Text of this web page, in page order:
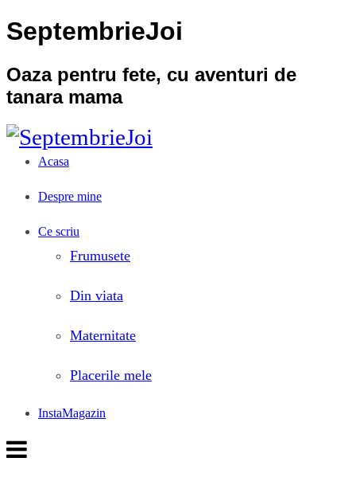
SeptembrieJoi
Oaza pentru fete, cu aventuri de
tanara mama
Acasa
Despre mine
Ce scriu
Frumusete
Din viata
Maternitate
Placerile mele
InstaMagazin